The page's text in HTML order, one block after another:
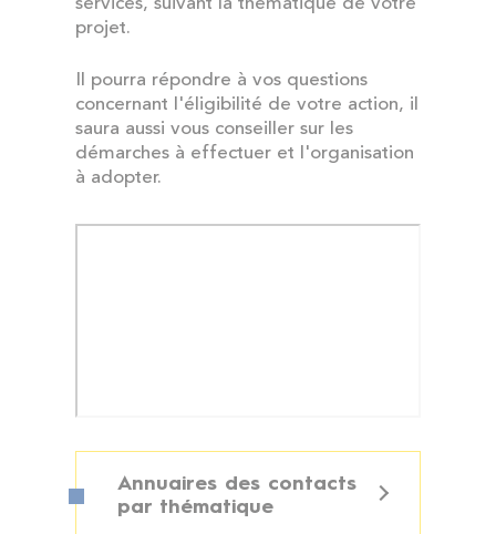
services, suivant la thématique de votre
projet.
Il pourra répondre à vos questions
concernant l'éligibilité de votre action, il
saura aussi vous conseiller sur les
démarches à effectuer et l'organisation
à adopter.
Annuaires des contacts
par thématique